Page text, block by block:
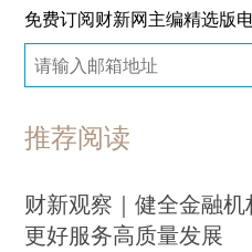
免费订阅财新网主编精选版
推荐阅读
财新观察｜健全金融机
更好服务高质量发展